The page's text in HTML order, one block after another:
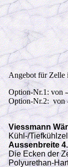
Angebot für Zelle
Option-Nr.1: von
Option-Nr.2: von
Viessmann
Kühl-/
Aussenbreite
Die Ecken der
Polyurethan-